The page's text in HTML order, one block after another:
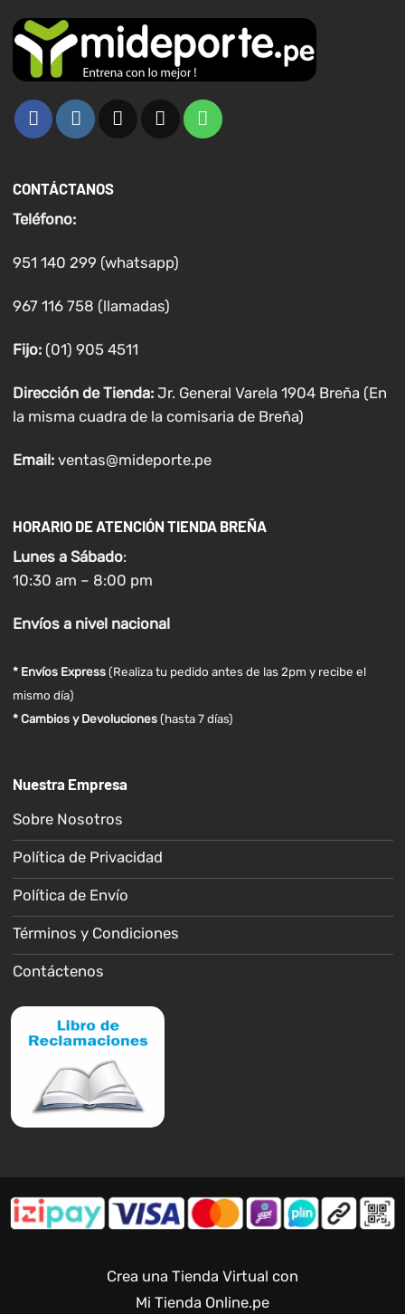
CONTÁCTANOS
Teléfono:
951 140 299 (whatsapp)
967 116 758 (llamadas)
Fijo:(01) 905 4511
Dirección de Tienda: Jr. General Varela 1904 Breña (En
la misma cuadra de la comisaria de Breña)
Email: ventas@mideporte.pe
HORARIO DE ATENCIÓN TIENDA BREÑA
Lunes a Sábado:
10:30 am – 8:00 pm
Envíosa nivel nacional
* Envíos Express(Realiza tu pedido antes de las 2pm y recibe el
mismo día)
* Cambios y Devoluciones (hasta 7 días)
Nuestra Empresa
Sobre Nosotros
Política de Privacidad
Política de Envío
Términos y Condiciones
Contáctenos
Crea una Tienda Virtual con
Mi Tienda Online.pe